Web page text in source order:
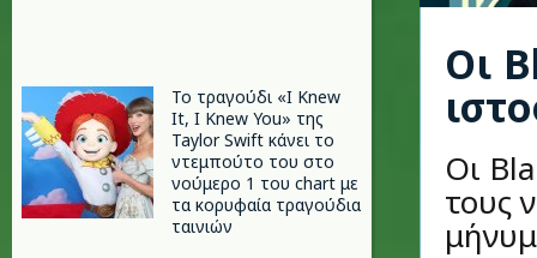
Το τραγούδι «I Knew
It, I Knew You» της
Taylor Swift κάνει το
ντεμπούτο του στο
νούμερο 1 του chart με
τα κορυφαία τραγούδια
ταινιών
Οι
Οι
τους